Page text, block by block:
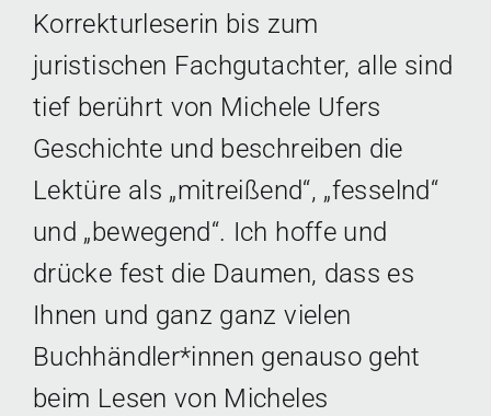
Korrekturleserin bis zum
juristischen Fachgutachter, alle sind
tief berührt von Michele Ufers
Geschichte und beschreiben die
Lektüre als „mitreißend“, „fesselnd“
und „bewegend“. Ich hoffe und
drücke fest die Daumen, dass es
Ihnen und ganz ganz vielen
Buchhändler*innen genauso geht
beim Lesen von Micheles